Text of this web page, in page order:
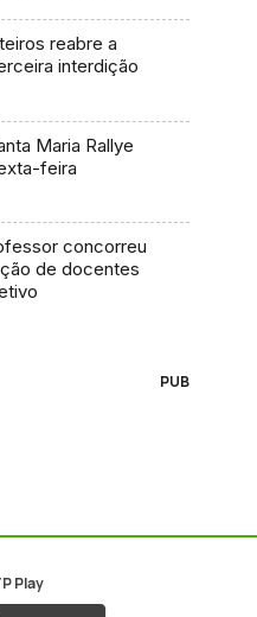
reabre a
interdição
Maria Rallye
feira
concorreu
de docentes
PUB
Play